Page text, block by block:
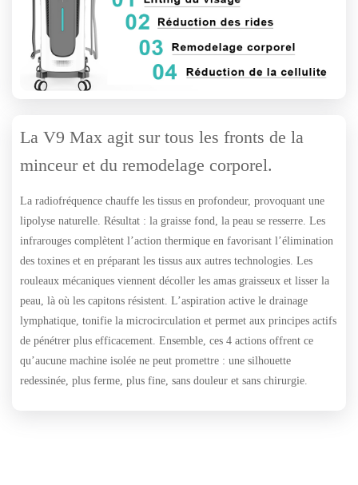
La V9 Max agit sur tous les fronts de la
minceur et du remodelage corporel.
La radiofréquence chauffe les tissus en profondeur, provoquant une
lipolyse naturelle. Résultat : la graisse fond, la peau se resserre. Les
infrarouges complètent l’action thermique en favorisant l’élimination
des toxines et en préparant les tissus aux autres technologies. Les
rouleaux mécaniques viennent décoller les amas graisseux et lisser la
peau, là où les capitons résistent. L’aspiration active le drainage
lymphatique, tonifie la microcirculation et permet aux principes actifs
de pénétrer plus efficacement. Ensemble, ces 4 actions offrent ce
qu’aucune machine isolée ne peut promettre : une silhouette
redessinée, plus ferme, plus fine, sans douleur et sans chirurgie.